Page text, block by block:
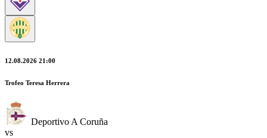
12.08.2026 21:00
Trofeo Teresa Herrera
Deportivo A Coruña
vs